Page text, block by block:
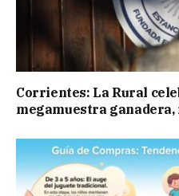
Corrientes: La Rural
megamuestra